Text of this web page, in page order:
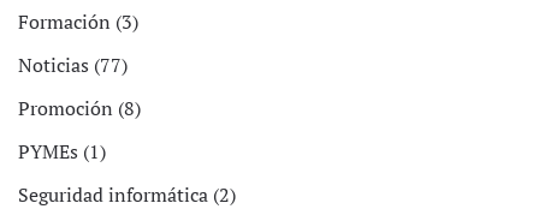
Formación (3)
Noticias (77)
Promoción (8)
PYMEs (1)
Seguridad informática (2)